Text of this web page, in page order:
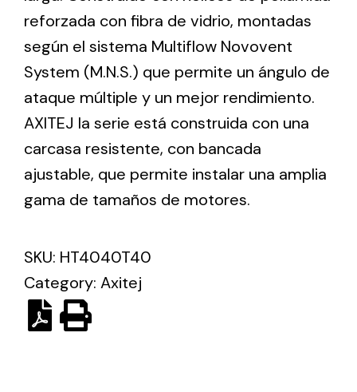
Ventilation
The incorporation of Novovent into the group
meant a greater offer of ventilation products for
different uses
Iluminación Solar
Variedad de soluciones solares para todo tipo
de necesidades.
reforzada con fibra de vidrio, montadas
según el sistema Multiflow Novovent
System (M.N.S.) que permite un ángulo de
ataque múltiple y un mejor rendimiento.
AXITEJ la serie está construida con una
carcasa resistente, con bancada
ajustable, que permite instalar una amplia
gama de tamaños de motores.
SKU: HT4040T40
Category: Axitej